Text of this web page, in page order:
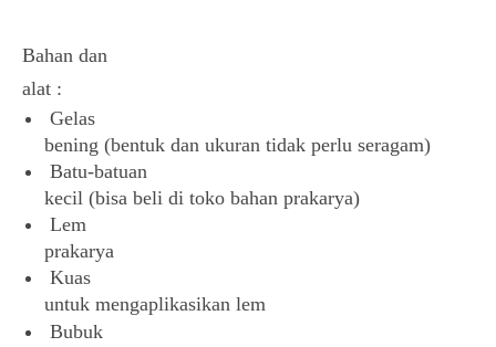
Bahan dan
alat :
Gelas
bening (bentuk dan ukuran tidak perlu seragam)
Batu-batuan
kecil (bisa beli di toko bahan prakarya)
Lem
prakarya
Kuas
untuk mengaplikasikan lem
Bubuk